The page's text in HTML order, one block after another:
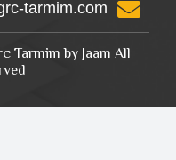
tarmim.com/
Tarmim by Jaam All